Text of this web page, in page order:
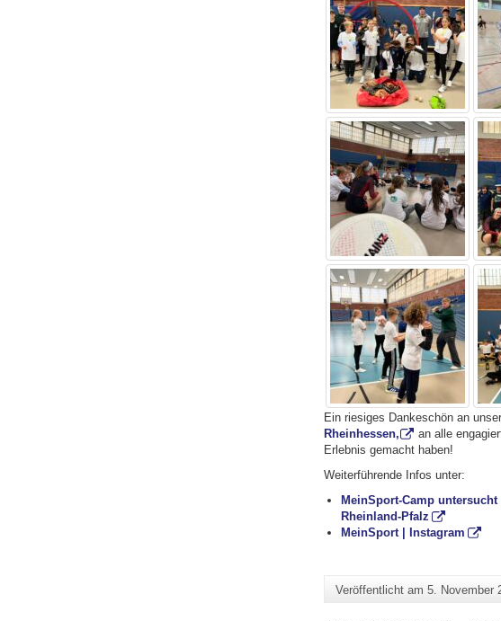
Ein riesiges Dankeschön an
Rheinhessen,
an alle
Erlebnis gemacht haben!
Weiterführende Infos unter:
MeinSport-Camp
Rheinland-Pfalz
MeinSport | Instagram
Veröffentlicht am5. November